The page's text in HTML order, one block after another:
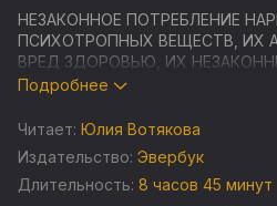
НЕЗАКОННОЕ ПОТРЕБЛЕНИЕ
ПСИХОТРОПНЫХ ВЕЩЕСТВ, ИХ
ВРЕД ЗДОРОВЬЮ, ИХ
ВЛЕЧЕТ УСТАНОВЛЕННУЮ
Мирон Сафронов стал моим
любовью, первым мужчиной,
отношениями. За него я
Подробнее
Читает: Юлия Вотякова
Издательство: Эвербук
Длительность: 8 часов 45 минут